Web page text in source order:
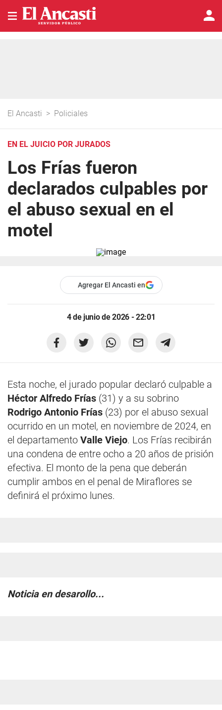
El Ancasti > Policiales
EN EL JUICIO POR JURADOS
Los Frías fueron
declarados culpables por
el abuso sexual en el
motel
Agregar El Ancasti en
4 de junio de 2026 - 22:01
Esta noche, el jurado popular declaró culpable a
Héctor Alfredo Frías (31) y a su sobrino
Rodrigo Antonio Frías (23) por el abuso sexual
ocurrido en un motel, en noviembre de 2024, en
el departamento Valle Viejo. Los Frías recibirán
una condena de entre ocho a 20 años de prisión
efectiva. El monto de la pena que deberán
cumplir ambos en el penal de Miraflores se
definirá el próximo lunes.
Noticia en desarollo...